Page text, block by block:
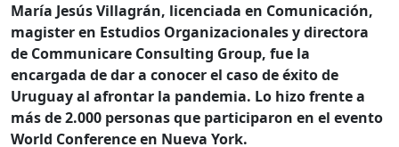
María Jesús Villagrán, licenciada en Comunicación,
magister en Estudios Organizacionales y directora
de Communicare Consulting Group, fue la
encargada de dar a conocer el caso de éxito de
Uruguay al afrontar la pandemia. Lo hizo frente a
más de 2.000 personas que participaron en el evento
World Conference en Nueva York.